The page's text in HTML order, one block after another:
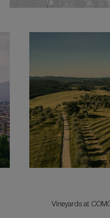
Vineyards at